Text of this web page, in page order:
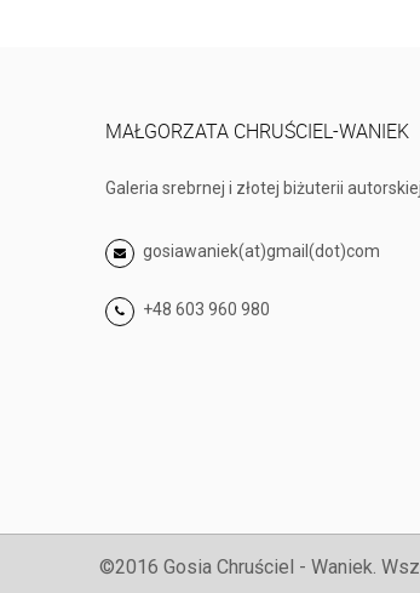
MAŁGORZATA CHRUŚCIEL-WANIEK
Galeria srebrnej i złotej biżuterii autorskiej
gosiawaniek(at)gmail(dot)com
+48 603 960 980
©2016 Gosia Chruściel - Waniek.